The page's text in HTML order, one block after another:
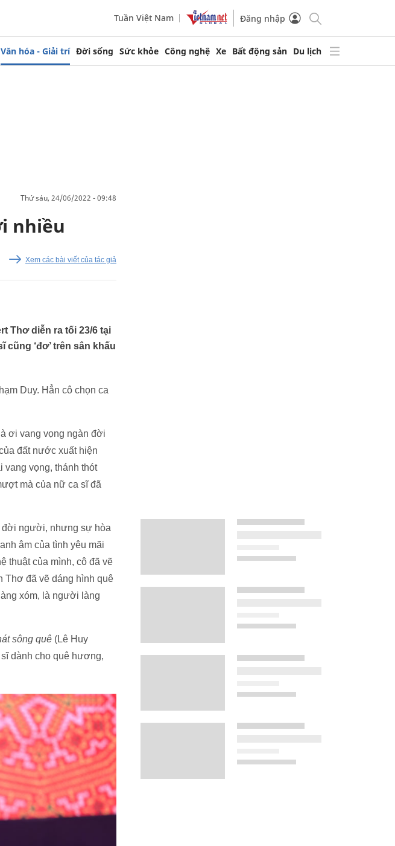
Tuần Việt Nam Đăng nhập
Văn hóa - Giải trí Đời sống Sức khỏe Công nghệ Xe Bất động sản Du lịch
thứ sáu, 24/06/2022 - 09:48
nhiều
Xem các bài viết của tác giả
Thơ diễn ra tối 23/6 tại
‘đơ’ trên sân khấu
Duy. Hẳn cô chọn ca
ơi vang vọng ngàn đời
đất nước xuất hiện
vang vọng, thánh thót
mà của nữ ca sĩ đã
đời người, nhưng sự hòa
âm của tình yêu mãi
thuật của mình, cô đã vẽ
Thơ đã vẽ dáng hình quê
xóm, là người làng
sông quê (Lê Huy
dành cho quê hương,